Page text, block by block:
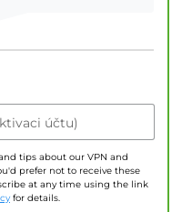
účtu)
tips about our VPN and
prefer not to receive these
at any time using the link
for details.